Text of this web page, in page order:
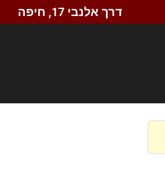
דרך אלנבי 17, חיפה